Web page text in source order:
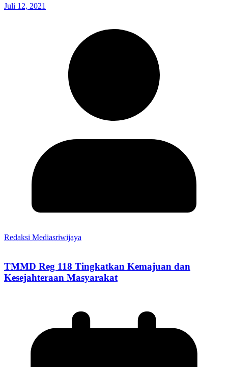
Juli 12, 2021
Redaksi Mediasriwijaya
TMMD Reg 118 Tingkatkan Kemajuan dan
Kesejahteraan Masyarakat